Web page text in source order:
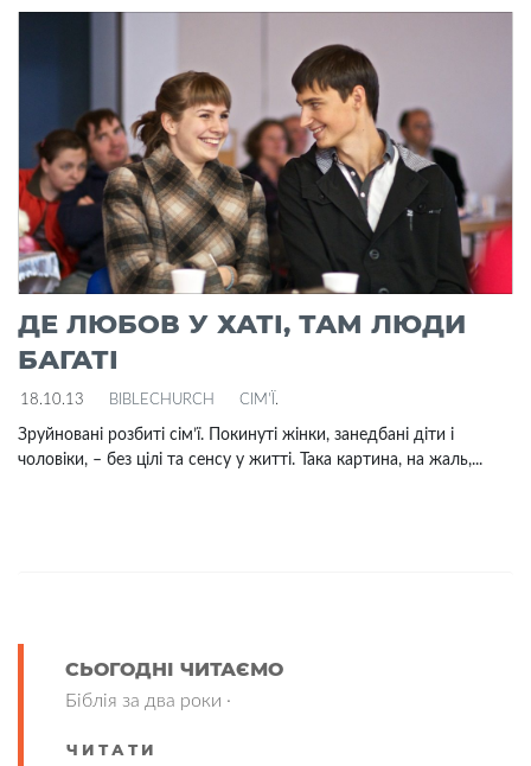
ДЕ ЛЮБОВ У ХАТІ, ТАМ ЛЮДИ
БАГАТІ
18.10.13 BIBLECHURCH СІМ'Ї .
Зруйновані розбиті сім’ї. Покинуті жінки, занедбані діти і
чоловіки, – без цілі та сенсу у житті. Така картина, на жаль,...
СЬОГОДНІ ЧИТАЄМО
Біблія за два роки ·
ЧИТАТИ